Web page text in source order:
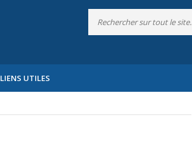
LIENS UTILES